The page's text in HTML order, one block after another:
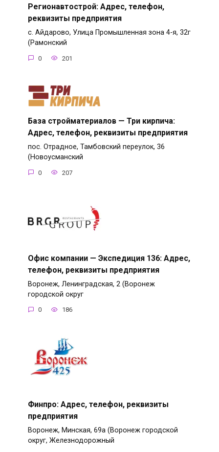
Регионавтострой: Адрес, телефон,
реквизиты предприятия
с. Айдарово, Улица Промышленная зона 4-я, 32г
(Рамонский
0 201
База стройматериалов — Три кирпича:
Адрес, телефон, реквизиты предприятия
пос. Отрадное, Тамбовский переулок, 36
(Новоусманский
0 207
Офис компании — Экспедиция 136: Адрес,
телефон, реквизиты предприятия
Воронеж, Ленинградская, 2 (Воронеж
городской округ
0 186
Финпро: Адрес, телефон, реквизиты
предприятия
Воронеж, Минская, 69а (Воронеж городской
округ, Железнодорожный